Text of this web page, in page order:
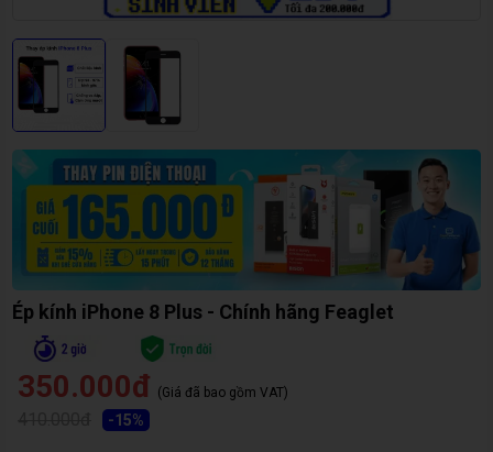
Ép kính iPhone 8 Plus - Chính hãng Feaglet
350.000đ (Giá đã bao gồm VAT)
-15%